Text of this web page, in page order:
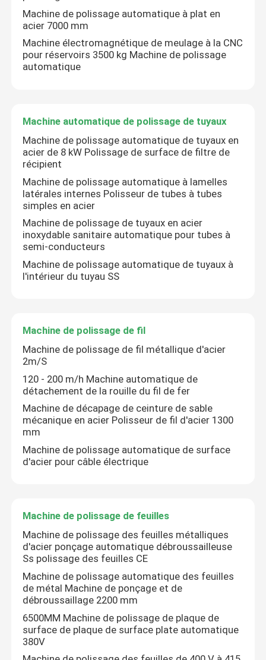
À la maison
Produits
À propos de nous
Machine de polissage automatique à plat en
acier 7000 mm
Machine électromagnétique de meulage à la CNC
pour réservoirs 3500 kg Machine de polissage
automatique
Machine automatique de polissage de tuyaux
Machine de polissage automatique de tuyaux en
acier de 8 kW Polissage de surface de filtre de
récipient
Machine de polissage automatique à lamelles
latérales internes Polisseur de tubes à tubes
simples en acier
Machine de polissage de tuyaux en acier
inoxydable sanitaire automatique pour tubes à
semi-conducteurs
Machine de polissage automatique de tuyaux à
l'intérieur du tuyau SS
Machine de polissage de fil
Machine de polissage de fil métallique d'acier
2m/S
120 - 200 m/h Machine automatique de
détachement de la rouille du fil de fer
Machine de décapage de ceinture de sable
mécanique en acier Polisseur de fil d'acier 1300
mm
Machine de polissage automatique de surface
d'acier pour câble électrique
Machine de polissage de feuilles
Machine de polissage des feuilles métalliques
d'acier ponçage automatique débroussailleuse
Ss polissage des feuilles CE
Machine de polissage automatique des feuilles
de métal Machine de ponçage et de
débroussaillage 2200 mm
6500MM Machine de polissage de plaque de
surface de plaque de surface plate automatique
380V